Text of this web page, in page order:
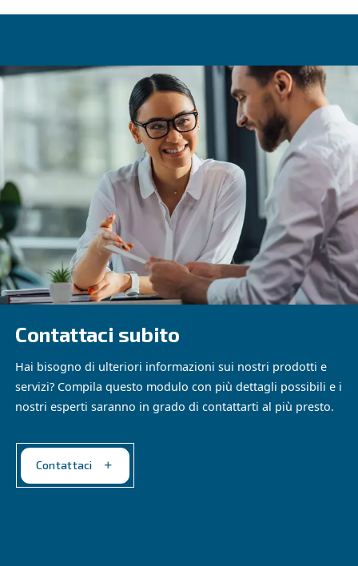
per esigenze significative di potenza, a modelli più
Il noleggio di un compressore consente digestire in
efficiente le esigenze di aria compressa della
azienda
, con la flessibilità necessaria per adattarsi
diverse esigenze del comparto produttivo.
Contatta i nostri esperti!